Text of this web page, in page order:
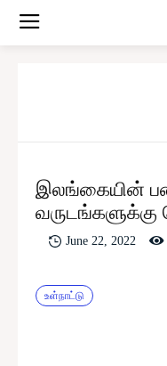
இலங்கையின்
June 22, 2022
உள்நாட்டு